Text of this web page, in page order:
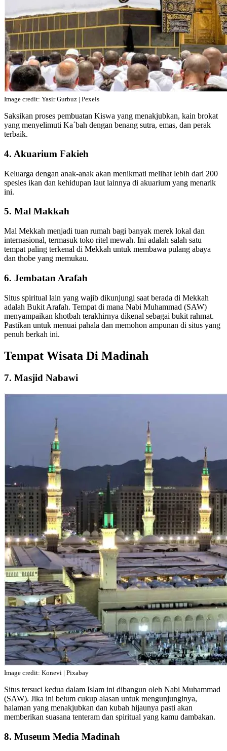
Image credit: Yasir Gurbuz | Pexels
Saksikan proses pembuatan Kiswa yang menakjubkan, kain brokat
yang menyelimuti Ka´bah dengan benang sutra, emas, dan perak
terbaik.
4. Akuarium Fakieh
Keluarga dengan anak-anak akan menikmati melihat lebih dari 200
spesies ikan dan kehidupan laut lainnya di akuarium yang menarik
ini.
5. Mal Makkah
Mal Mekkah menjadi tuan rumah bagi banyak merek lokal dan
internasional, termasuk toko ritel mewah. Ini adalah salah satu
tempat paling terkenal di Mekkah untuk membawa pulang abaya
dan thobe yang memukau.
6. Jembatan Arafah
Situs spiritual lain yang wajib dikunjungi saat berada di Mekkah
adalah Bukit Arafah. Tempat di mana Nabi Muhammad (SAW)
menyampaikan khotbah terakhirnya dikenal sebagai bukit rahmat.
Pastikan untuk menuai pahala dan memohon ampunan di situs yang
penuh berkah ini.
Tempat Wisata Di Madinah
7. Masjid Nabawi
Image credit: Konevi | Pixabay
Situs tersuci kedua dalam Islam ini dibangun oleh Nabi Muhammad
(SAW). Jika ini belum cukup alasan untuk mengunjunginya,
halaman yang menakjubkan dan kubah hijaunya pasti akan
memberikan suasana tenteram dan spiritual yang kamu dambakan.
8. Museum Media Madinah